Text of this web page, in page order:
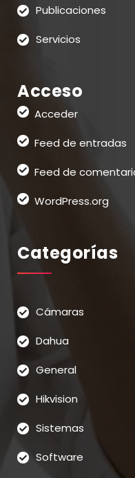
Publicaciones
Servicios
Acceso
Acceder
Feed de entradas
Feed de
WordPress.org
Categorías
Cámaras
Dahua
General
Hikvision
Sistemas
Software